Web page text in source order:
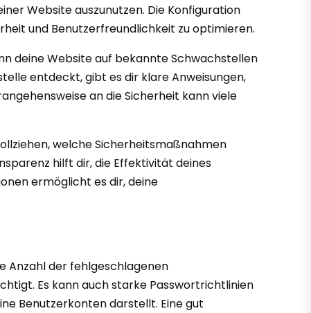
Website auszunutzen. Die Konfiguration
und Benutzerfreundlichkeit zu optimieren.
deine Website auf bekannte Schwachstellen
entdeckt, gibt es dir klare Anweisungen,
an die Sicherheit kann viele
welche Sicherheitsmaßnahmen
hilft dir, die Effektivität deines
ermöglicht es dir, deine
Anzahl der fehlgeschlagenen
Es kann auch starke Passwortrichtlinien
Benutzerkonten darstellt. Eine gut